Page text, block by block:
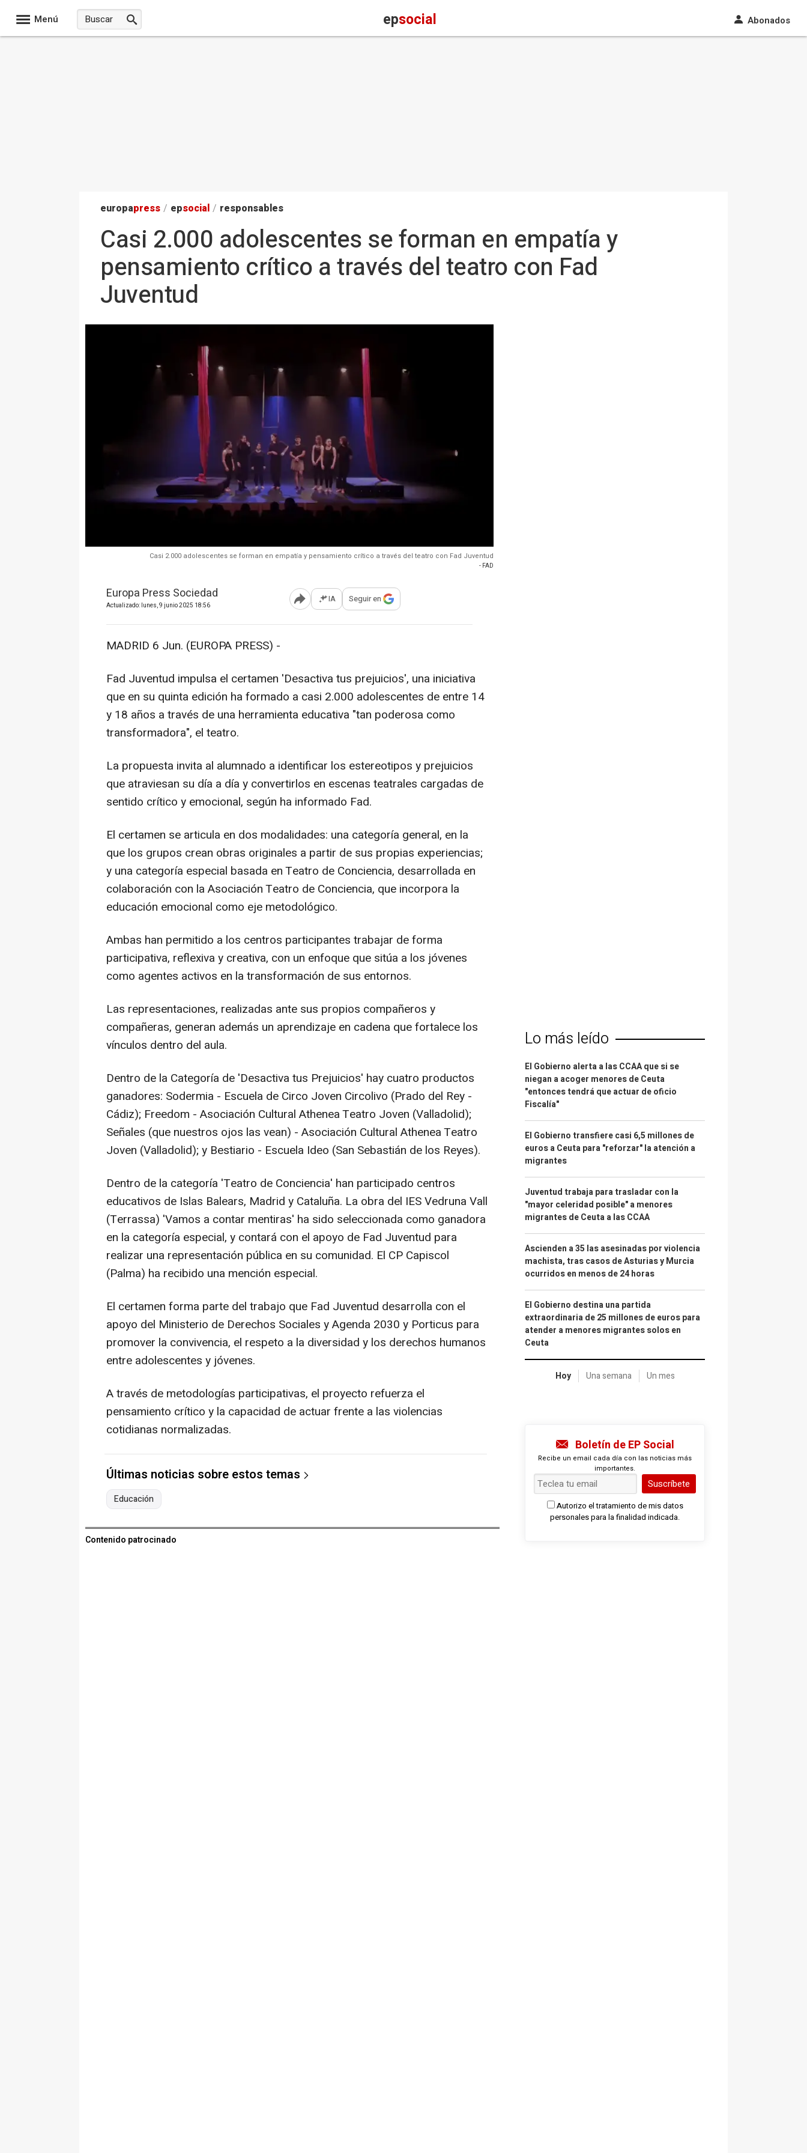
Menú epsocial Abonados
europapress / epsocial / responsables
Casi 2.000 adolescentes se forman en empatía y
pensamiento crítico a través del teatro con Fad
Juventud
Casi 2.000 adolescentes se forman en empatía y pensamiento crítico a través del teatro con Fad Juventud
- FAD
Europa Press Sociedad
Actualizado: lunes, 9 junio 2025 18:56 Abrir opciones para compartir
IA Seguir en
MADRID 6 Jun. (EUROPA PRESS) -
Fad Juventud impulsa el certamen 'Desactiva tus prejuicios', una iniciativa
que en su quinta edición ha formado a casi 2.000 adolescentes de entre 14
y 18 años a través de una herramienta educativa "tan poderosa como
transformadora", el teatro.
La propuesta invita al alumnado a identificar los estereotipos y prejuicios
que atraviesan su día a día y convertirlos en escenas teatrales cargadas de
sentido crítico y emocional, según ha informado Fad.
El certamen se articula en dos modalidades: una categoría general, en la
que los grupos crean obras originales a partir de sus propias experiencias;
y una categoría especial basada en Teatro de Conciencia, desarrollada en
colaboración con la Asociación Teatro de Conciencia, que incorpora la
educación emocional como eje metodológico.
Ambas han permitido a los centros participantes trabajar de forma
participativa, reflexiva y creativa, con un enfoque que sitúa a los jóvenes
como agentes activos en la transformación de sus entornos.
Las representaciones, realizadas ante sus propios compañeros y
compañeras, generan además un aprendizaje en cadena que fortalece los
vínculos dentro del aula.
Dentro de la Categoría de 'Desactiva tus Prejuicios' hay cuatro productos
ganadores: Sodermia - Escuela de Circo Joven Circolivo (Prado del Rey -
Cádiz); Freedom - Asociación Cultural Athenea Teatro Joven (Valladolid);
Señales (que nuestros ojos las vean) - Asociación Cultural Athenea Teatro
Joven (Valladolid); y Bestiario - Escuela Ideo (San Sebastián de los Reyes).
Dentro de la categoría 'Teatro de Conciencia' han participado centros
educativos de Islas Balears, Madrid y Cataluña. La obra del IES Vedruna Vall
(Terrassa) 'Vamos a contar mentiras' ha sido seleccionada como ganadora
en la categoría especial, y contará con el apoyo de Fad Juventud para
realizar una representación pública en su comunidad. El CP Capiscol
(Palma) ha recibido una mención especial.
El certamen forma parte del trabajo que Fad Juventud desarrolla con el
apoyo del Ministerio de Derechos Sociales y Agenda 2030 y Porticus para
promover la convivencia, el respeto a la diversidad y los derechos humanos
entre adolescentes y jóvenes.
A través de metodologías participativas, el proyecto refuerza el
pensamiento crítico y la capacidad de actuar frente a las violencias
cotidianas normalizadas.
Últimas noticias sobre estos temas
Educación
Contenido patrocinado
Lo más leído
El Gobierno alerta a las CCAA que si se
niegan a acoger menores de Ceuta
"entonces tendrá que actuar de oficio
Fiscalía"
El Gobierno transfiere casi 6,5 millones de
euros a Ceuta para "reforzar" la atención a
migrantes
Juventud trabaja para trasladar con la
"mayor celeridad posible" a menores
migrantes de Ceuta a las CCAA
Ascienden a 35 las asesinadas por violencia
machista, tras casos de Asturias y Murcia
ocurridos en menos de 24 horas
El Gobierno destina una partida
extraordinaria de 25 millones de euros para
atender a menores migrantes solos en
Ceuta
Hoy Una semana Un mes
Boletín de EP Social
Recibe un email cada día con las noticias más
importantes.
Suscríbete
Autorizo el tratamiento de mis datos
personales para la finalidad indicada.